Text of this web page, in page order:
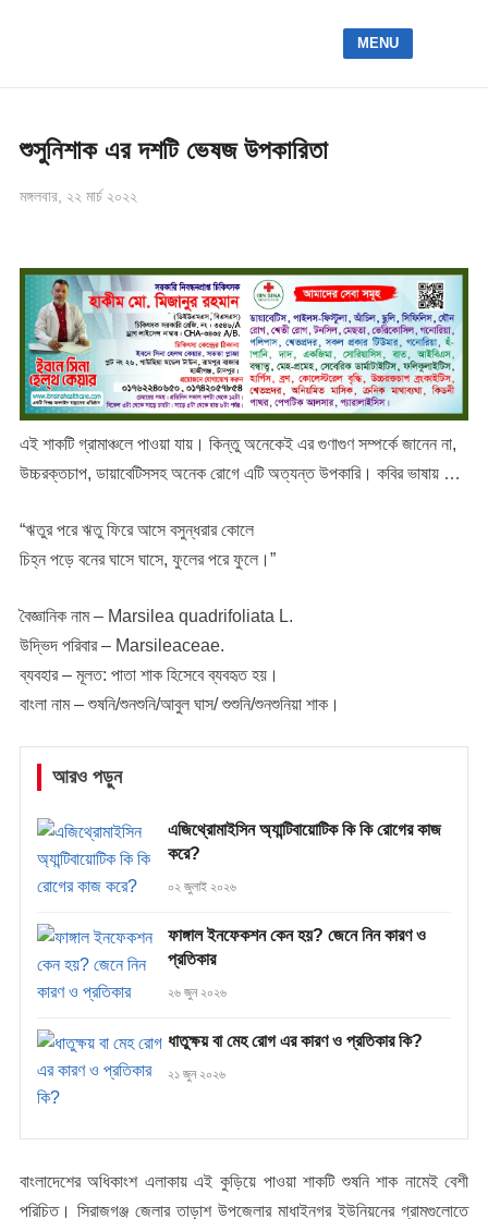
MENU
শুসুনিশাক এর দশটি ভেষজ উপকারিতা
মঙ্গলবার, ২২ মার্চ ২০২২
এই শাকটি গ্রামাঞ্চলে পাওয়া যায়। কিন্তু অনেকেই এর গুণাগুণ সম্পর্কে জানেন না,
উচ্চরক্তচাপ, ডায়াবেটিসসহ অনেক রোগে এটি অত্যন্ত উপকারি। কবির ভাষায় …
“ঋতুর পরে ঋতু ফিরে আসে বসুন্ধরার কোলে
চিহ্ন পড়ে বনের ঘাসে ঘাসে, ফুলের পরে ফুলে।”
বৈজ্ঞানিক নাম – Marsilea quadrifoliata L.
উদ্ভিদ পরিবার – Marsileaceae.
ব্যবহার – মূলত: পাতা শাক হিসেবে ব্যবহৃত হয়।
বাংলা নাম – শুষনি/শুনশুনি/আবুল ঘাস/ শুশুনি/শুনশুনিয়া শাক।
আরও পড়ুন
এজিথ্রোমাইসিন অ্যান্টিবায়োটিক কি কি রোগের কাজ
করে?
০২ জুলাই ২০২৬
ফাঙ্গাল ইনফেকশন কেন হয়? জেনে নিন কারণ ও
প্রতিকার
২৬ জুন ২০২৬
ধাতুক্ষয় বা মেহ রোগ এর কারণ ও প্রতিকার কি?
২১ জুন ২০২৬
বাংলাদেশের অধিকাংশ এলাকায় এই কুড়িয়ে পাওয়া শাকটি শুষনি শাক নামেই বেশী
পরিচিত। সিরাজগঞ্জ জেলার তাড়াশ উপজেলার মাধাইনগর ইউনিয়নের গ্রামগুলোতে